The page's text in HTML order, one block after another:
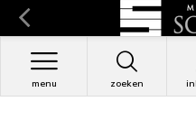
zoeken
menu